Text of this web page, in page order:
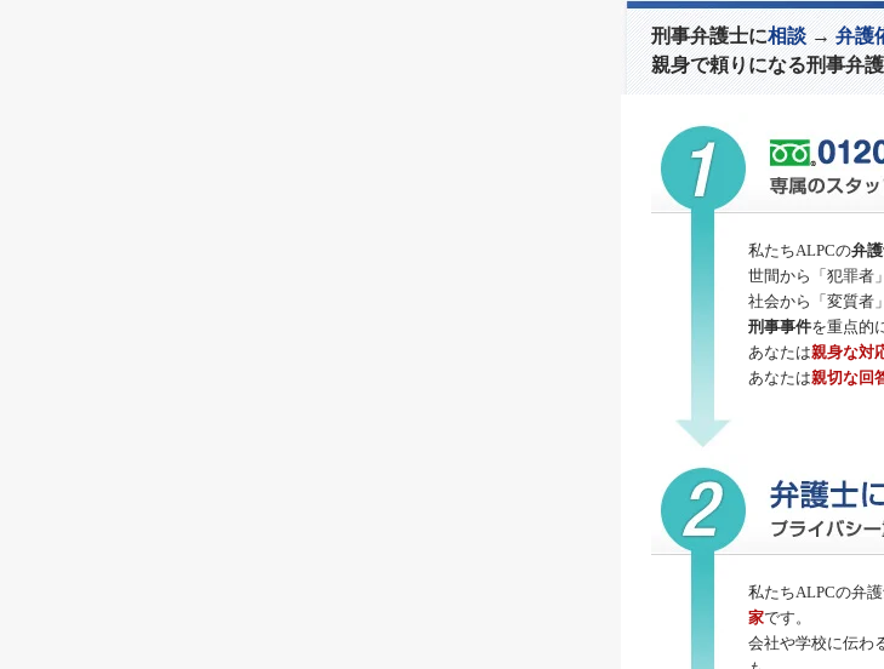
刑事弁護士に相談→弁護
親身で頼りになる刑事弁
私たちALPCの弁
世間から「犯罪者
社会から「変質者
刑事事件を重点的
あなたは親身な対
あなたは親切な回
私たちALPCの弁護
家です。
会社や学校に伝わ